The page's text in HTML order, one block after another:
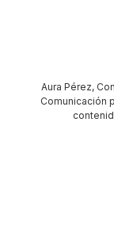
Aura Pérez,
Comunicación